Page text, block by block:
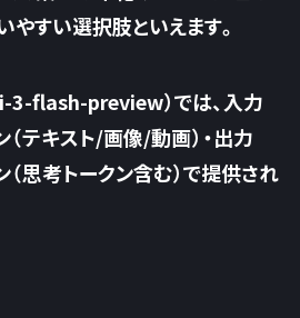
すい選択肢といえます。
flash-preview）では、入力
テキスト/画像/動画）・出力
思考トークン含む）で提供され